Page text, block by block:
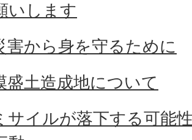
いします
害から身を守るために
盛土造成地について
サイルが落下する可能